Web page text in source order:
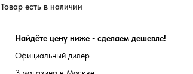
Товар есть в наличии
Найдёте цену ниже - сделаем дешевле!
Официальный дилер